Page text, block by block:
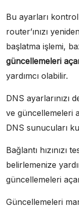
Bu ayarları
router’ınızı
başlatma işlemi,
güncellemeleri
yardımcı olabilir.
DNS ayarlarınızı
ve güncellemeleri
DNS sunucuları
Bağlantı hızınızı
belirlemenize
güncellemeleri
Güncellemeleri